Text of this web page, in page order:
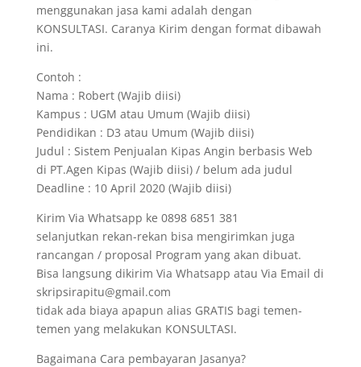
menggunakan jasa kami adalah dengan
KONSULTASI. Caranya Kirim dengan format dibawah
ini.
Contoh :
Nama : Robert (Wajib diisi)
Kampus : UGM atau Umum (Wajib diisi)
Pendidikan : D3 atau Umum (Wajib diisi)
Judul : Sistem Penjualan Kipas Angin berbasis Web
di PT.Agen Kipas (Wajib diisi) / belum ada judul
Deadline : 10 April 2020 (Wajib diisi)
Kirim Via Whatsapp ke 0898 6851 381
selanjutkan rekan-rekan bisa mengirimkan juga
rancangan / proposal Program yang akan dibuat.
Bisa langsung dikirim Via Whatsapp atau Via Email di
skripsirapitu@gmail.com
tidak ada biaya apapun alias GRATIS bagi temen-
temen yang melakukan KONSULTASI.
Bagaimana Cara pembayaran Jasanya?